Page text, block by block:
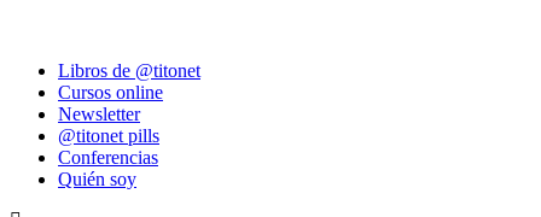
Libros de @titonet
Cursos online
Newsletter
@titonet pills
Conferencias
Quién soy